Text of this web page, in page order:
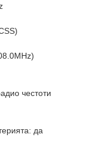
честоти
да